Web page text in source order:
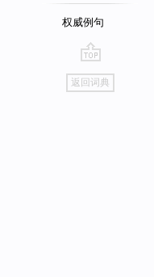
权威例句
go
top
返回词典